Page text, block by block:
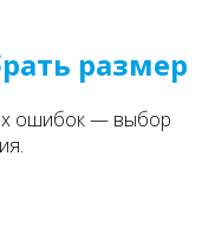
размер
ошибок — выбор